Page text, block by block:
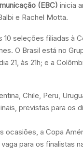
(EBC) inicia
e Rachel Motta.
10 seleções filiadas à
O Brasil está no
21, às 21h; e a
Chile, Peru,
previstas para os
ocasiões, a Copa
para os finalistas